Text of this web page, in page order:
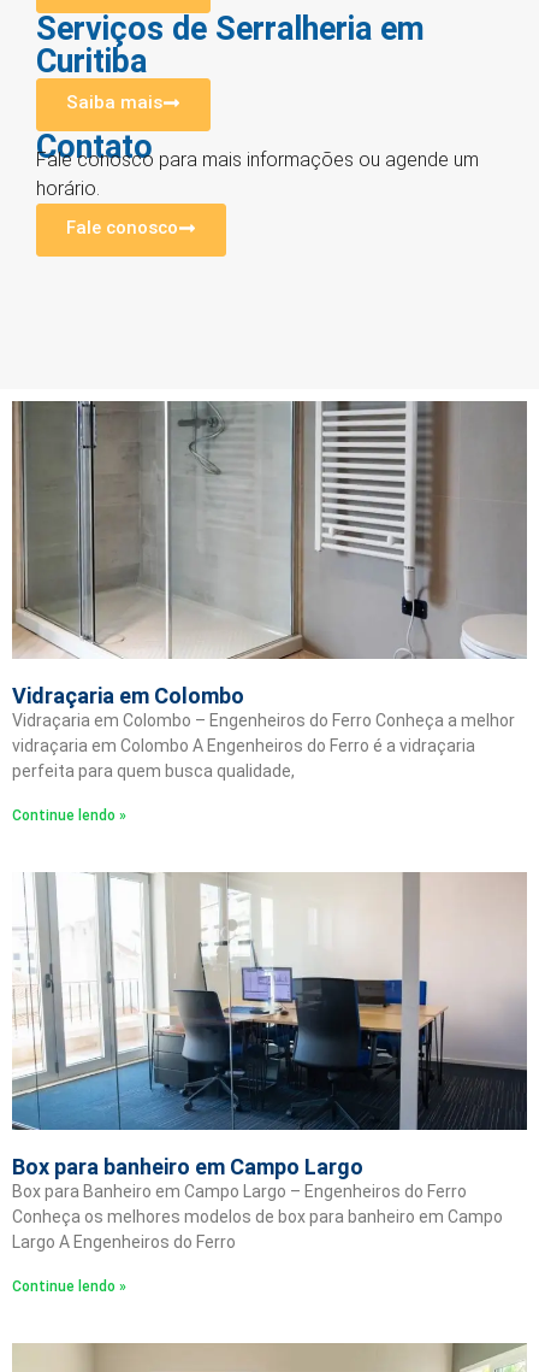
Serviços de Serralheria em
Curitiba
Saiba mais
Contato
Fale conosco para mais informações ou agende um
horário.
Fale conosco
Vidraçaria em Colombo
Vidraçaria em Colombo – Engenheiros do Ferro Conheça a melhor
vidraçaria em Colombo A Engenheiros do Ferro é a vidraçaria
perfeita para quem busca qualidade,
Continue lendo »
Box para banheiro em Campo Largo
Box para Banheiro em Campo Largo – Engenheiros do Ferro
Conheça os melhores modelos de box para banheiro em Campo
Largo A Engenheiros do Ferro
Continue lendo »